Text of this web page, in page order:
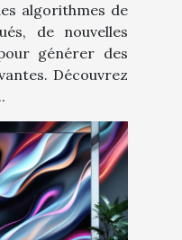
algorithmes de
de nouvelles
générer des
Découvrez